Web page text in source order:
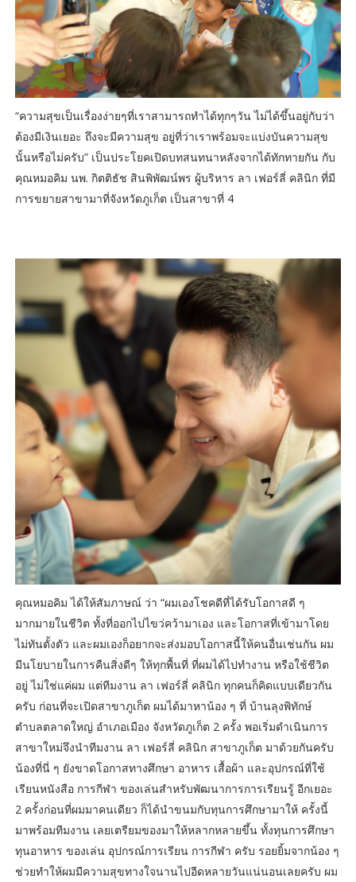
“ความสุขเป็นเรื่องง่ายๆที่เราสามารถทำได้ทุกๆวัน ไม่ได้ขึ้นอยู่กับว่า
ต้องมีเงินเยอะ ถึงจะมีความสุข อยู่ที่ว่าเราพร้อมจะแบ่งบันความสุข
นั้นหรือไม่ครับ” เป็นประโยคเปิดบทสนทนาหลังจากได้ทักทายกัน กับ
คุณหมอคิม นพ. กิตติธัช สินพิพัฒน์พร ผู้บริหาร ลา เฟอร์ลี่ คลินิก ที่มี
การขยายสาขามาที่จังหวัดภูเก็ต เป็นสาขาที่ 4
คุณหมอคิม ได้ให้สัมภาษณ์ ว่า “ผมเองโชคดีที่ได้รับโอกาสดี ๆ
มากมายในชีวิต ทั้งที่ออกไปไขว่คว้ามาเอง และโอกาสที่เข้ามาโดย
ไม่ทันตั้งตัว และผมเองก็อยากจะส่งมอบโอกาสนี้ให้คนอื่นเช่นกัน ผม
มีนโยบายในการคืนสิ่งดีๆ ให้ทุกพื้นที่ ที่ผมได้ไปทำงาน หรือใช้ชีวิต
อยู่ ไม่ใช่แค่ผม แต่ทีมงาน ลา เฟอร์ลี่ คลินิก ทุกคนก็คิดแบบเดียวกัน
ครับ ก่อนที่จะเปิดสาขาภูเก็ต ผมได้มาหาน้อง ๆ ที่ บ้านลุงพิทักษ์
ตำบลตลาดใหญ่ อำเภอเมือง จังหวัดภูเก็ต 2 ครั้ง พอเริ่มดำเนินการ
สาขาใหม่จึงนำทีมงาน ลา เฟอร์ลี่ คลินิก สาขาภูเก็ต มาด้วยกันครับ
น้องที่นี่ ๆ ยังขาดโอกาสทางศึกษา อาหาร เสื้อผ้า และอุปกรณ์ที่ใช้
เรียนหนังสือ การกีฬา ของเล่นสำหรับพัฒนาการการเรียนรู้ อีกเยอะ
2 ครั้งก่อนที่ผมมาคนเดียว ก็ได้นำขนมกับทุนการศึกษามาให้ ครั้งนี้
มาพร้อมทีมงาน เลยเตรียมของมาให้หลากหลายขึ้น ทั้งทุนการศึกษา
ทุนอาหาร ของเล่น อุปกรณ์การเรียน การกีฬา ครับ รอยยิ้มจากน้อง ๆ
ช่วยทำให้ผมมีความสุขทางใจนานไปอีดหลายวันแน่นอนเลยครับ ผม